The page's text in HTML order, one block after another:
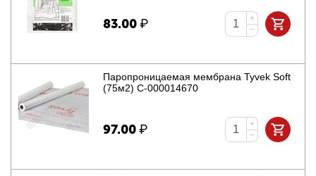
83.00₽
+
−
Паропроницаемая мембрана Tyvek Soft
(75м2) С-000014670
97.00₽
+
−